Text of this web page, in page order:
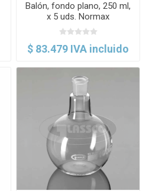
Balón, fondo plano, 250 ml,
x 5 uds. Normax
$ 83.479 IVA incluido